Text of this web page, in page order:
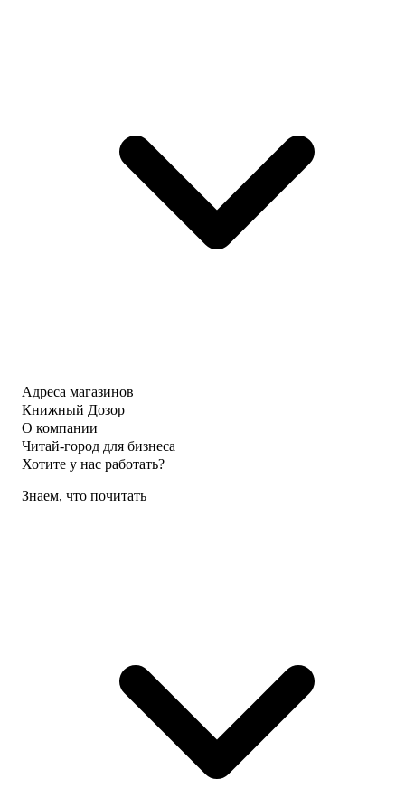
Адреса магазинов
Книжный Дозор
О компании
Читай-город для бизнеса
Хотите у нас работать?
Знаем, что почитать